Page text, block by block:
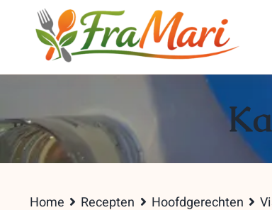
Home Recepten Hoofdgerechten